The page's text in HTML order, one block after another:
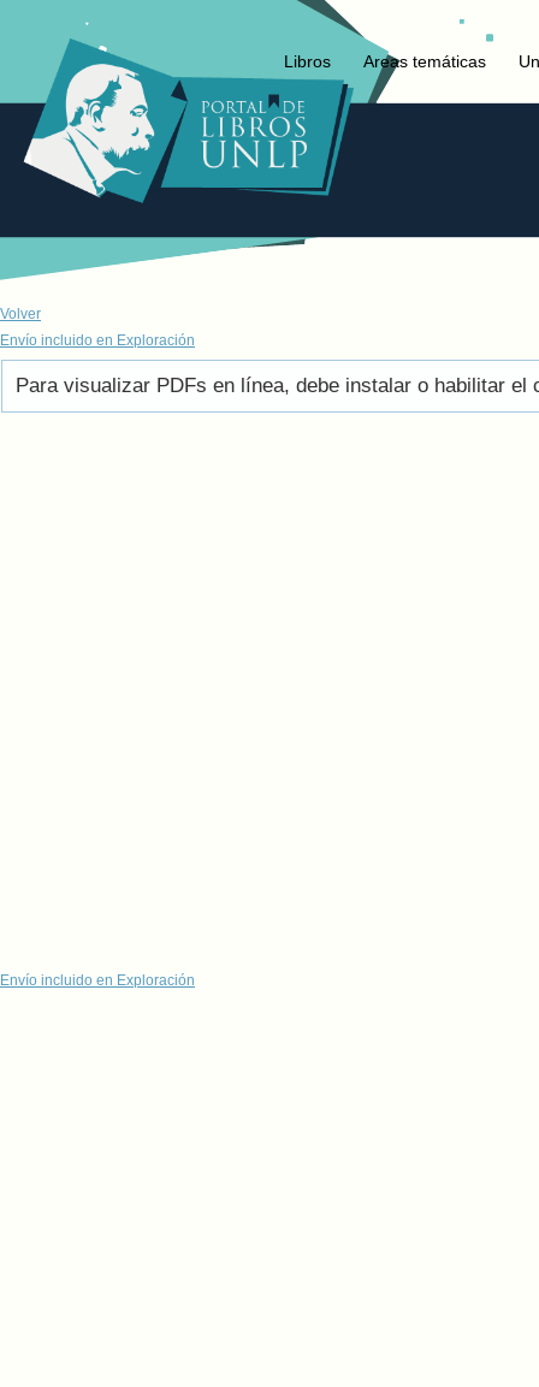
Libros Areas temáticas
Volver
Envío incluido en Exploración
Para visualizar PDFs en línea, debe instalar o habilitar el
Envío incluido en Exploración